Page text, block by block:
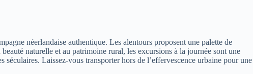
néerlandaise authentique. Les alentours proposent une palette de
naturelle et au patrimoine rural, les excursions à la journée sont une
Laissez-vous transporter hors de l’effervescence urbaine pour une